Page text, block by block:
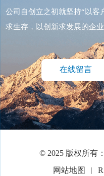
公司自创立之初就坚持“以客
求生存，以创新求发展的企
在线留言
© 2025 版权所有
网站地图